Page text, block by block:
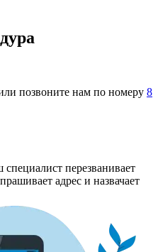
позвоните нам по номеру 8
перезванивает
адрес и назвачает